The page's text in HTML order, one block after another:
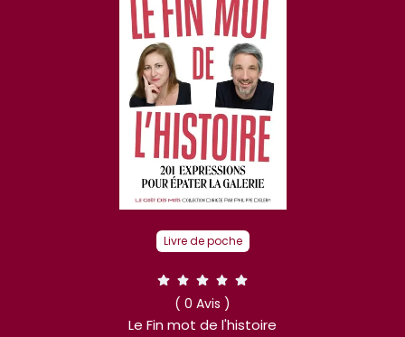
Livre de poche
( 0 Avis )
Le Fin mot de l'histoire